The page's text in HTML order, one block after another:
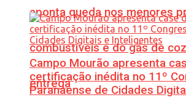
aponta queda nos menores
combustíveis e do gás de
entrega
Campo Mourão apresenta
certificação inédita no 11º
Paranaense de Cidades